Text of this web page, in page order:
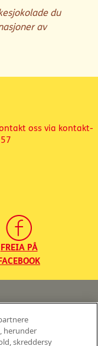
du
av
oss via kontakt-
FREIA PÅ
herunder
skreddersy